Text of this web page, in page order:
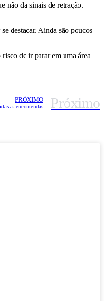
não dá sinais de retração.
destacar. Ainda são poucos
de ir parar em uma área
PRÓXIMO
as encomendas Próximo